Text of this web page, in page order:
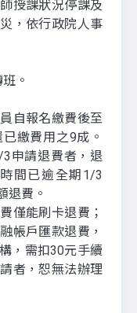
授課狀況停課及
，依行政院人事
。
自報名繳費後至
繳費用之9成。
申請退費者，退
間已逾全期1/3
退費。
僅能刷卡退費；
帳戶匯款退費，
，需扣30元手續
者，恕無法辦理